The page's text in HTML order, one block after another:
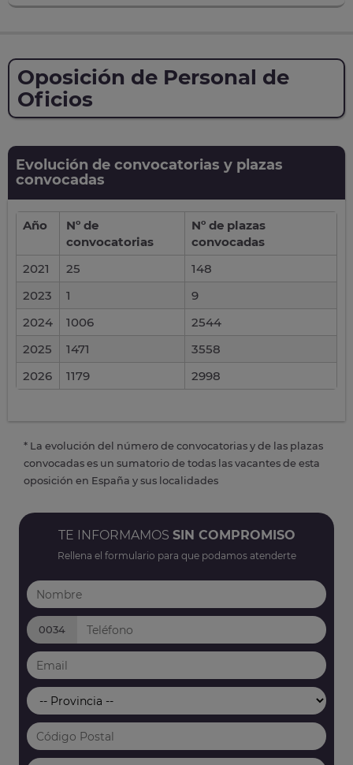
Oposición de Personal de
Oficios
Evolución de convocatorias y plazas
convocadas
Año
Nº de
convocatorias
Nº de plazas
convocadas
2021
25
148
2023
1
9
2024
1006
2544
2025
1471
3558
2026
1179 2998
* La evolución del número de convocatorias y de las plazas
convocadas es un sumatorio de todas las vacantes de esta
oposición en España y sus localidades
TE INFORMAMOS SIN COMPROMISO
Rellena el formulario para que podamos atenderte
0034